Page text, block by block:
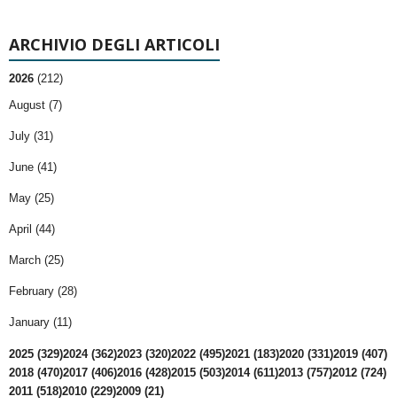
ARCHIVIO DEGLI ARTICOLI
2026 (212)
August (7)
July (31)
June (41)
May (25)
April (44)
March (25)
February (28)
January (11)
2025 (329)2024 (362)2023 (320)2022 (495)2021 (183)2020 (331)2019 (407)
2018 (470)2017 (406)2016 (428)2015 (503)2014 (611)2013 (757)2012 (724)
2011 (518)2010 (229)2009 (21)